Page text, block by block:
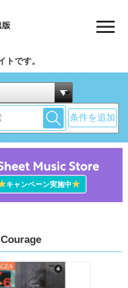
トです。
条件を追加
キャンペーン実施中★